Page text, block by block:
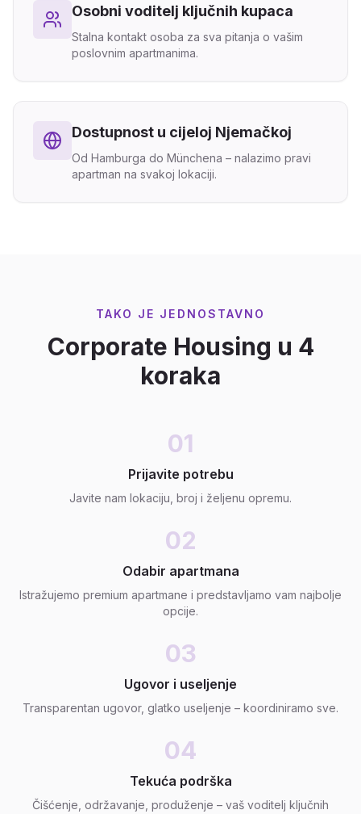
Osobni voditelj ključnih kupaca
Stalna kontakt osoba za sva pitanja o vašim
poslovnim apartmanima.
Dostupnost u cijeloj Njemačkoj
Od Hamburga do Münchena – nalazimo pravi
apartman na svakoj lokaciji.
TAKO JE JEDNOSTAVNO
Corporate Housing u 4
koraka
01
Prijavite potrebu
Javite nam lokaciju, broj i željenu opremu.
02
Odabir apartmana
Istražujemo premium apartmane i predstavljamo vam najbolje
opcije.
03
Ugovor i useljenje
Transparentan ugovor, glatko useljenje – koordiniramo sve.
04
Tekuća podrška
Čišćenje, održavanje, produženje – vaš voditelj ključnih